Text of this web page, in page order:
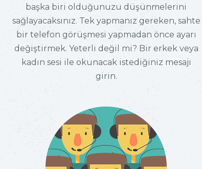
başka biri olduğunuzu düşünmelerini
sağlayacaksınız. Tek yapmanız gereken, sahte
bir telefon görüşmesi yapmadan önce ayarı
değiştirmek. Yeterli değil mi? Bir erkek veya
kadın sesi ile okunacak istediğiniz mesajı
girin.